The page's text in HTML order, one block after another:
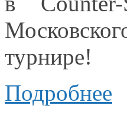
турнире!
Подробнее